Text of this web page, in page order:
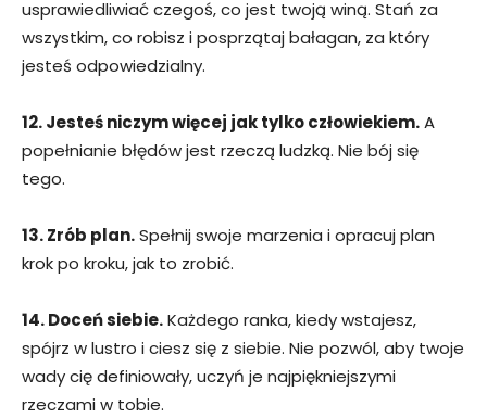
usprawiedliwiać czegoś, co jest twoją winą. Stań za
wszystkim, co robisz i posprzątaj bałagan, za który
jesteś odpowiedzialny.
12. Jesteś niczym więcej jak tylko człowiekiem.A
popełnianie błędów jest rzeczą ludzką. Nie bój się
tego.
13. Zrób plan.Spełnij swoje marzenia i opracuj plan
krok po kroku, jak to zrobić.
14. Doceń siebie.Każdego ranka, kiedy wstajesz,
spójrz w lustro i ciesz się z siebie. Nie pozwól, aby twoje
wady cię definiowały, uczyń je najpiękniejszymi
rzeczami w tobie.